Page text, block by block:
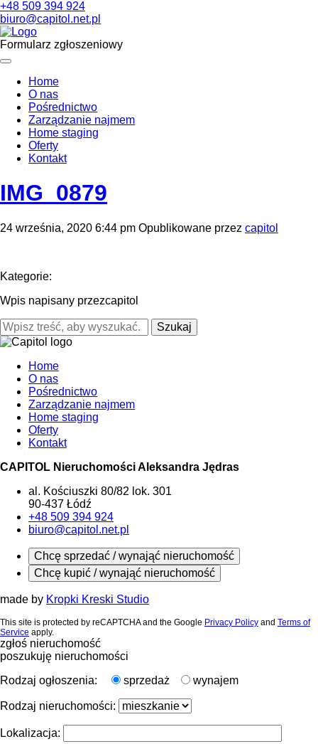
+48 509 394 924
biuro@capitol.net.pl
Formularz zgłoszeniowy
Home
O nas
Pośrednictwo
Zarządzanie najmem
Home staging
Oferty
Kontakt
IMG_0879
24 września, 2020 6:44 pm Opublikowane przez capitol
Kategorie:
Wpis napisany przezcapitol
Szukaj
Home
O nas
Pośrednictwo
Zarządzanie najmem
Home staging
Oferty
Kontakt
CAPITOL Nieruchomości Aleksandra Jędras
al. Kościuszki 80/82 lok. 301
90-437 Łódź
+48 509 394 924
biuro@capitol.net.pl
Chcę sprzedać / wynająć nieruchomość
Chcę kupić / wynająć nieruchomość
made by Kropki Kreski Studio
This site is protected by reCAPTCHA and the Google Privacy Policy and Terms of
Service apply.
zgłoś nieruchomość
poszukuję nieruchomości
Rodzaj ogłoszenia:
sprzedaż wynajem
Rodzaj nieruchomości:
Lokalizacja: